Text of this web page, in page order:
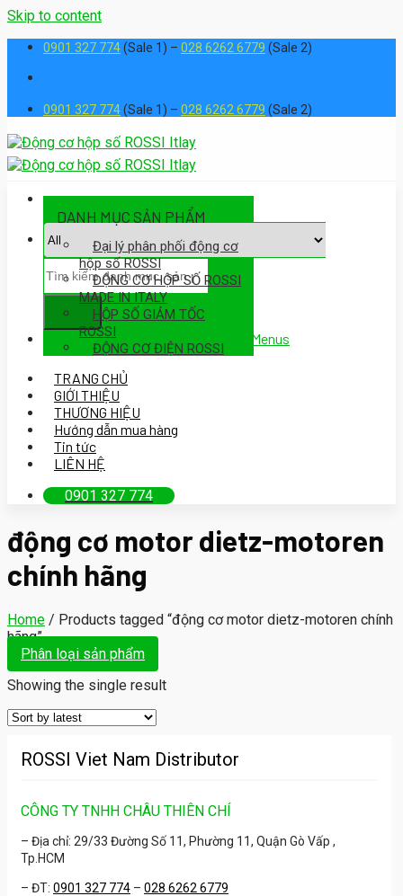
Skip to content
0901 327 774(Sale 1) – 028 6262 6779 (Sale 2)
0901 327 774(Sale 1) – 028 6262 6779 (Sale 2)
Assign a menu in Theme Options > Menus
DANH MỤC SẢN PHẨM
Đại lý phân phối động cơ
hộp số ROSSI
ĐỘNG CƠ HỘP SỐ ROSSI
MADE IN ITALY
HỘP SỐ GIẢM TỐC
ROSSI
ĐỘNG CƠ ĐIỆN ROSSI
TRANG CHỦ
GIỚI THIỆU
THƯƠNG HIỆU
Hướng dẫn mua hàng
Tin tức
LIÊN HỆ
0901 327 774
động cơ motor dietz-motoren
chính hãng
Home / Products tagged “động cơ motor dietz-motoren chính
hãng”
Phân loại sản phẩm
Showing the single result
ROSSI Viet Nam Distributor
CÔNG TY TNHH CHÂU THIÊN CHÍ
– Địa chỉ: 29/33 Đường Số 11, Phường 11, Quận Gò Vấp ,
Tp.HCM
– ĐT: 0901 327 774 – 028 6262 6779